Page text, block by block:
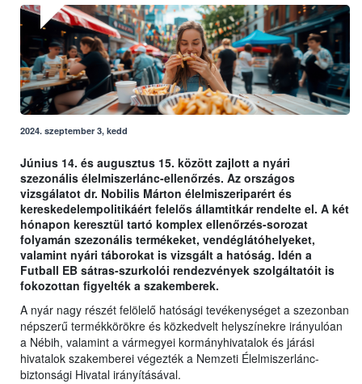
2024. szeptember 3, kedd
Június 14. és augusztus 15. között zajlott a nyári
szezonális élelmiszerlánc-ellenőrzés. Az országos
vizsgálatot dr. Nobilis Márton élelmiszeriparért és
kereskedelempolitikáért felelős államtitkár rendelte el. A két
hónapon keresztül tartó komplex ellenőrzés-sorozat
folyamán szezonális termékeket, vendéglátóhelyeket,
valamint nyári táborokat is vizsgált a hatóság. Idén a
Futball EB sátras-szurkolói rendezvények szolgáltatóit is
fokozottan figyelték a szakemberek.
A nyár nagy részét felölelő hatósági tevékenységet a szezonban
népszerű termékkörökre és közkedvelt helyszínekre irányulóan
a Nébih, valamint a vármegyei kormányhivatalok és járási
hivatalok szakemberei végezték a Nemzeti Élelmiszerlánc-
biztonsági Hivatal irányításával.